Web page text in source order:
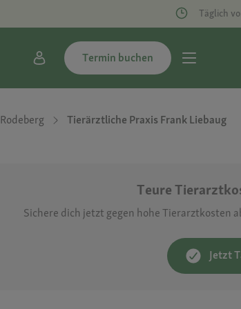
Täglich
Termin buchen
Rodeberg Tierärztliche Praxis Frank Liebaug
Teure
Sichere dich jetzt gegen hohe Tierarztkosten
Jetzt